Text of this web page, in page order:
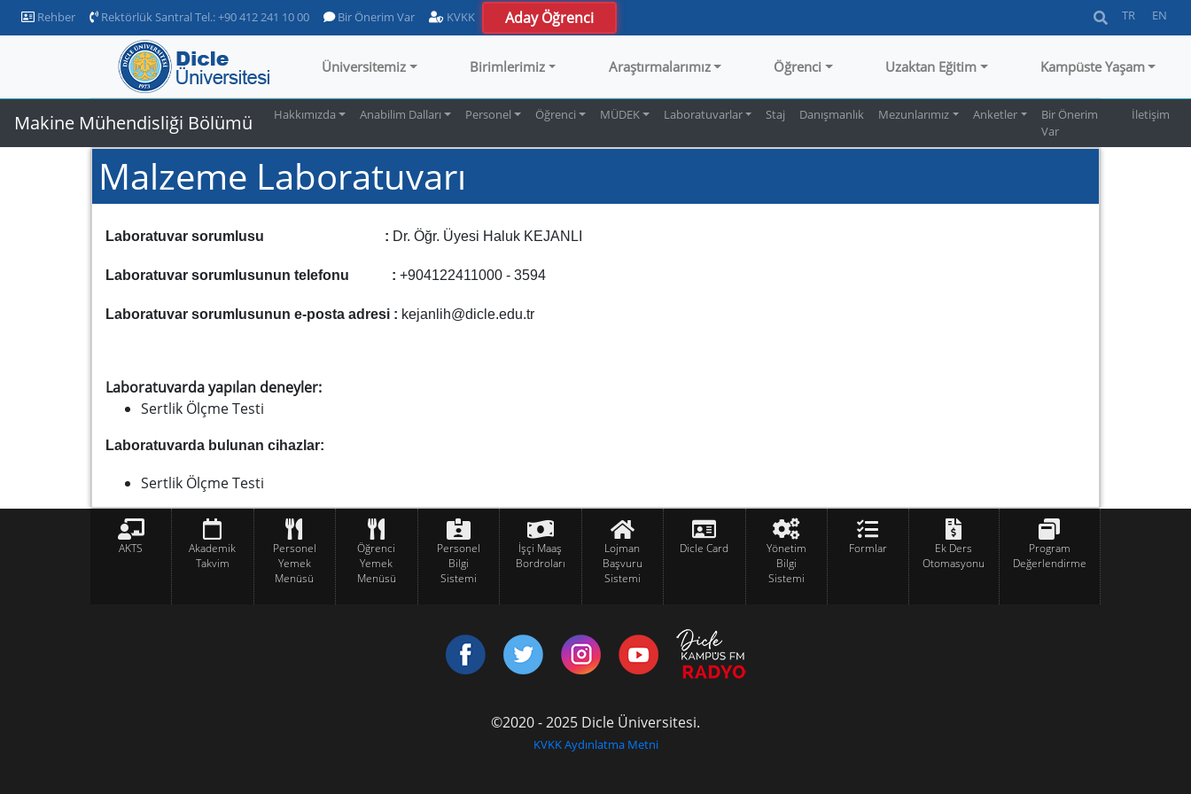
Rehber Rektörlük Santral Tel.: +90 412 241 10 00 Bir Önerim Var KVKK Aday Öğrenci TR EN
Üniversitemiz Birimlerimiz Araştırmalarımız Öğrenci Uzaktan Eğitim Kampüste Yaşam
Makine Mühendisliği Bölümü Hakkımızda Anabilim Dalları Personel Öğrenci MÜDEK Laboratuvarlar Staj Danışmanlık Mezunlarımız Anketler
Bir Önerim
Var
İletişim
Malzeme Laboratuvarı
Laboratuvar sorumlusu : Dr. Öğr. Üyesi Haluk KEJANLI
Laboratuvar sorumlusunun telefonu : +904122411000 - 3594
Laboratuvar sorumlusunun e-posta adresi : kejanlih@dicle.edu.tr
Laboratuvarda yapılan deneyler:
Sertlik Ölçme Testi
Laboratuvarda bulunan cihazlar:
Sertlik Ölçme Testi
AKTS
Akademik
Takvim
Personel
Yemek
Menüsü
Öğrenci
Yemek
Menüsü
Personel
Bilgi
Sistemi
İşçi Maaş
Bordroları
Lojman
Başvuru
Sistemi
Dicle Card
Yönetim
Bilgi
Sistemi
Formlar
Ek Ders
Otomasyonu
Program
Değerlendirme
©2020 - 2025 Dicle Üniversitesi.
KVKK Aydınlatma Metni